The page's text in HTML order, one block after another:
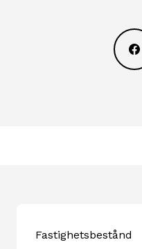
Fastighetsbestånd